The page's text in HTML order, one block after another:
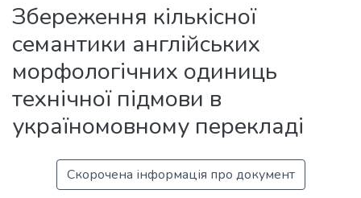
Збереження кількісної
семантики англійських
морфологічних одиниць
технічної підмови в
україномовному перекладі
Скорочена інформація про документ